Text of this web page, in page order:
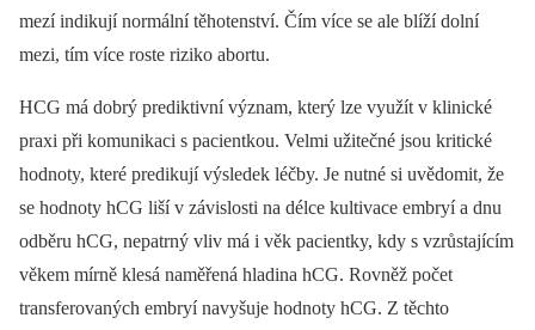
mezí indikují normální těhotenství. Čím více se ale blíží dolní
mezi, tím více roste riziko abortu.
HCG má dobrý prediktivní význam, který lze využít v klinické
praxi při komunikaci s pacientkou. Velmi užitečné jsou kritické
hodnoty, které predikují výsledek léčby. Je nutné si uvědomit, že
se hodnoty hCG liší v závislosti na délce kultivace embryí a dnu
odběru hCG, nepatrný vliv má i věk pacientky, kdy s vzrůstajícím
věkem mírně klesá naměřená hladina hCG. Rovněž počet
transferovaných embryí navyšuje hodnoty hCG. Z těchto